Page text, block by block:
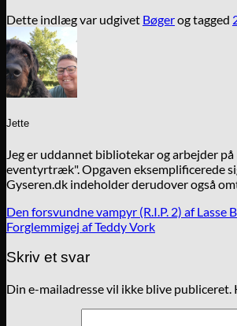
Dette indlæg var udgivet Bøgerog tagged
Jette
Jeg er uddannet bibliotekar og arbejder
eventyrtræk". Opgaven eksemplificerede
Gyseren.dk indeholder derudover også
Den forsvundne vampyr (R.I.P. 2) af Lasse
Forglemmigej af Teddy Vork
Skriv et svar
Din e-mailadresse vil ikke blive publiceret.